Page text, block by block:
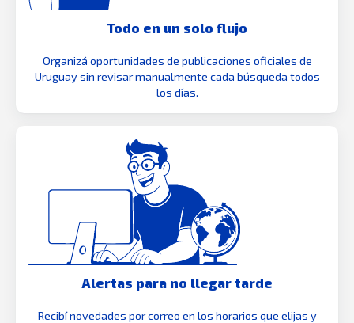
Todo en un solo flujo
Organizá oportunidades de publicaciones oficiales de
Uruguay sin revisar manualmente cada búsqueda todos
los días.
Alertas para no llegar tarde
Recibí novedades por correo en los horarios que elijas y